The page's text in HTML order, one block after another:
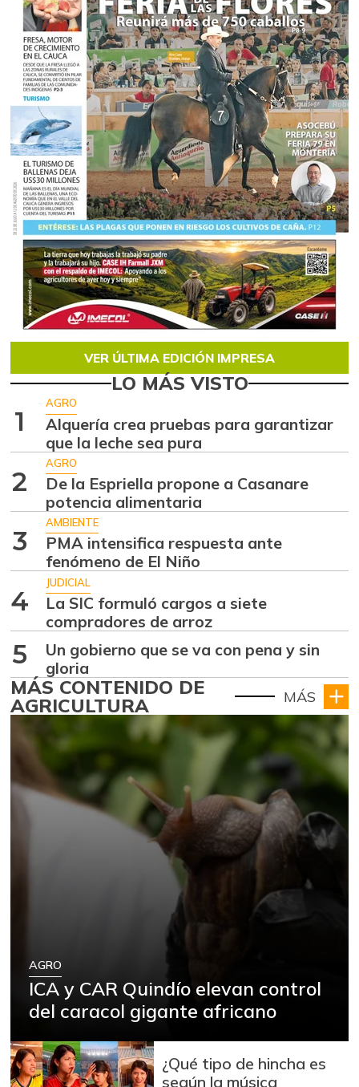
VER ÚLTIMA EDICIÓN IMPRESA
LO MÁS VISTO
1
AGRO
Alquería crea pruebas para garantizar
que la leche sea pura
2
AGRO
De la Espriella propone a Casanare
potencia alimentaria
3
AMBIENTE
PMA intensifica respuesta ante
fenómeno de El Niño
4
JUDICIAL
La SIC formuló cargos a siete
compradores de arroz
5
Un gobierno que se va con pena y sin
gloria
MÁS CONTENIDO DE
AGRICULTURA MÁS
AGRO
ICA y CAR Quindío elevan control
del caracol gigante africano
¿Qué tipo de hincha es
según la música